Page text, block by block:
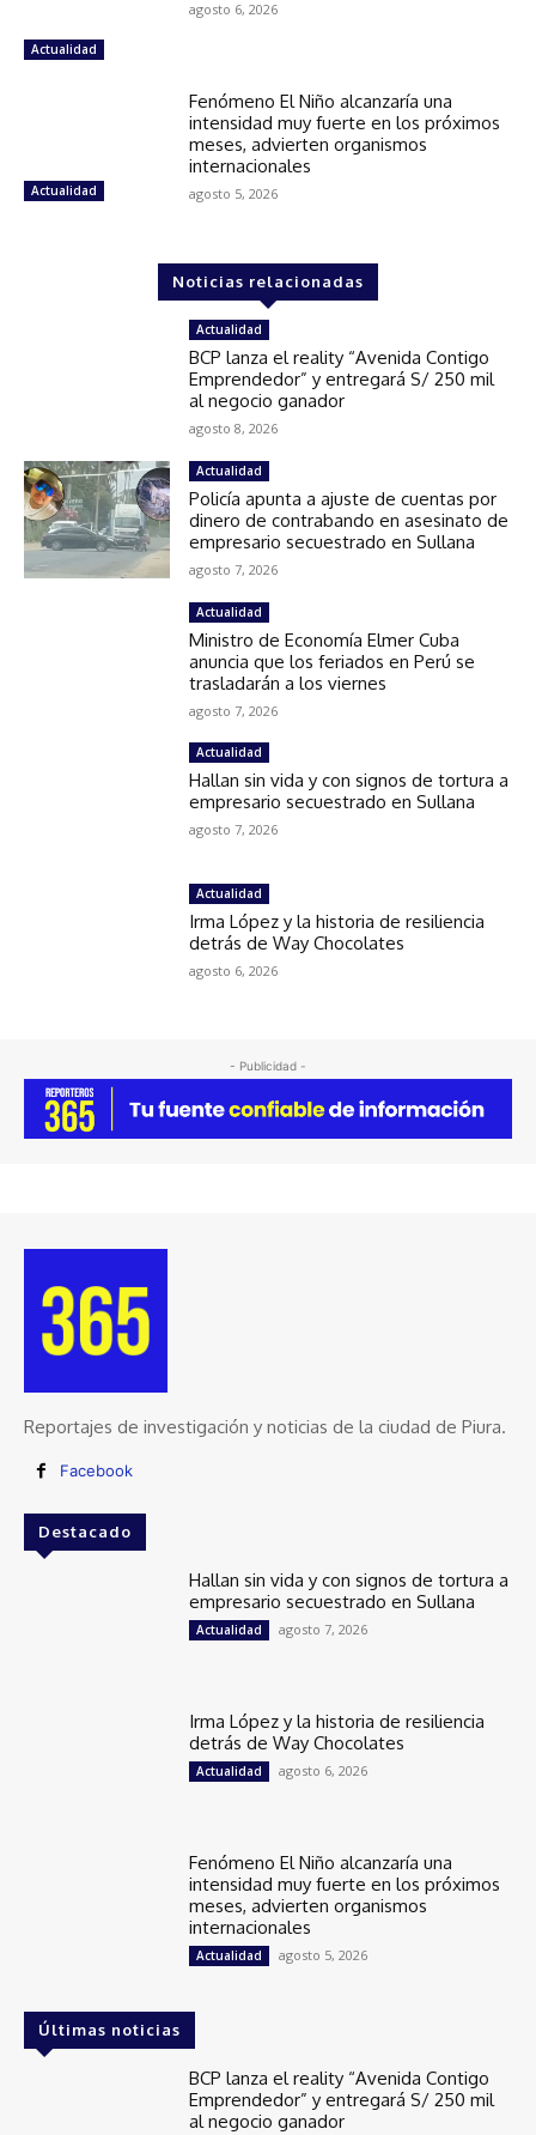
Actualidad
agosto 6, 2026
Actualidad
Fenómeno El Niño alcanzaría una
intensidad muy fuerte en los próximos
meses, advierten organismos
internacionales
agosto 5, 2026
Noticias relacionadas
Actualidad
BCP lanza el reality “Avenida Contigo
Emprendedor” y entregará S/ 250 mil
al negocio ganador
agosto 8, 2026
Actualidad
Policía apunta a ajuste de cuentas por
dinero de contrabando en asesinato de
empresario secuestrado en Sullana
agosto 7, 2026
Actualidad
Ministro de Economía Elmer Cuba
anuncia que los feriados en Perú se
trasladarán a los viernes
agosto 7, 2026
Actualidad
Hallan sin vida y con signos de tortura a
empresario secuestrado en Sullana
agosto 7, 2026
Actualidad
Irma López y la historia de resiliencia
detrás de Way Chocolates
agosto 6, 2026
- Publicidad -
Reportajes de investigación y noticias de la ciudad de Piura.
Facebook
Destacado
Hallan sin vida y con signos de tortura a
empresario secuestrado en Sullana
Actualidad agosto 7, 2026
Irma López y la historia de resiliencia
detrás de Way Chocolates
Actualidad agosto 6, 2026
Fenómeno El Niño alcanzaría una
intensidad muy fuerte en los próximos
meses, advierten organismos
internacionales
Actualidad agosto 5, 2026
Últimas noticias
BCP lanza el reality “Avenida Contigo
Emprendedor” y entregará S/ 250 mil
al negocio ganador